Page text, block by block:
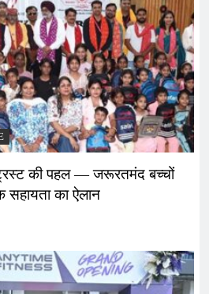
की पहल — जरूरतमंद बच्चों
सहायता का ऐलान